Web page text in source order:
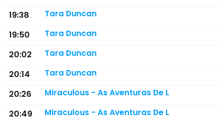
19:38 Tara Duncan
19:50 Tara Duncan
20:02 Tara Duncan
20:14 Tara Duncan
20:26 Miraculous - As Aventuras De L
20:49 Miraculous - As Aventuras De L